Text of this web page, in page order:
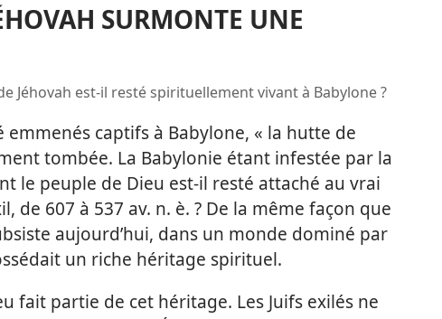
SURMONTE UNE
Jéhovah est-il resté spirituellement vivant à Babylone ?
emmenés captifs à Babylone, « la hutte de
tombée. La Babylonie étant infestée par la
le peuple de Dieu est-il resté attaché au vrai
de 607 à 537 av. n. è. ? De la même façon que
aujourd’hui, dans un monde dominé par
un riche héritage spirituel.
fait partie de cet héritage. Les Juifs exilés ne